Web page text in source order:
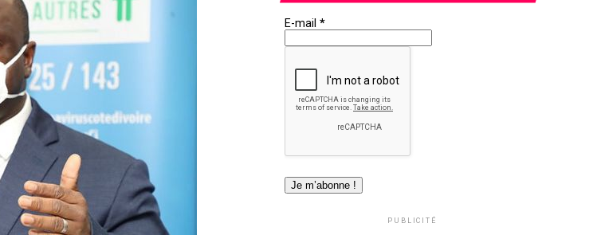
E-mail *
PUBLICITÉ